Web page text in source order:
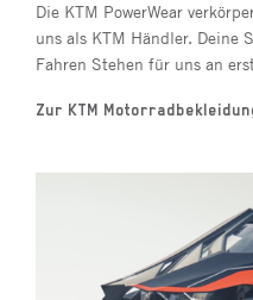
Die KTM PowerWear
uns als KTM Händler. Deine
Fahren Stehen für uns an
Zur KTM